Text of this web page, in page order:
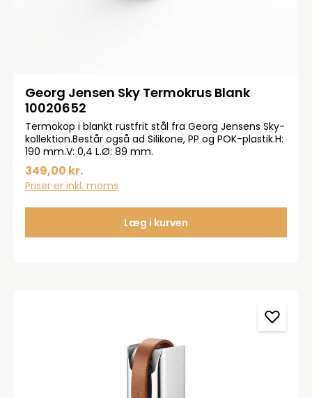
Georg Jensen Sky Termokrus Blank
10020652
Termokop i blankt rustfrit stål fra Georg Jensens Sky-
kollektion.Består også ad Silikone, PP og POK-plastik.H:
190 mm.V: 0,4 L.Ø: 89 mm.
349,00 kr.
Priser er inkl. moms
Læg i kurven